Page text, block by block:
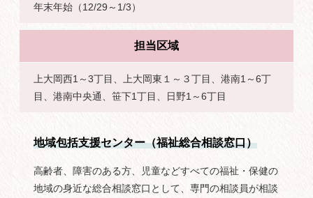
年末年始（12/29～1/3）
担当区域
上大岡西1～3丁目、上大岡東１～３丁目、港南1～6丁
目、港南中央通、笹下1丁目、日野1～6丁目
地域包括支援センター（福祉総合相談窓口）
高齢者、障害のある方、児童などすべての福祉・保健の
地域の身近な総合相談窓口として、専門の相談員が相談